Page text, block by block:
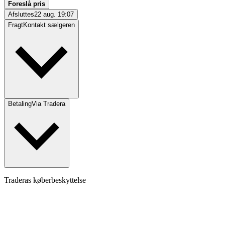
Foreslå pris
Afsluttes22 aug. 19:07
FragtKontakt sælgeren
BetalingVia Tradera
Traderas køberbeskyttelse